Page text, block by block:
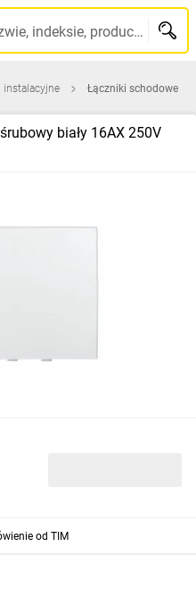
Szukaj po nazwie, indeksie, producencie, kodzie kreskowym...
instalacyjne Łączniki schodowe
biały 16AX 250V
od TIM